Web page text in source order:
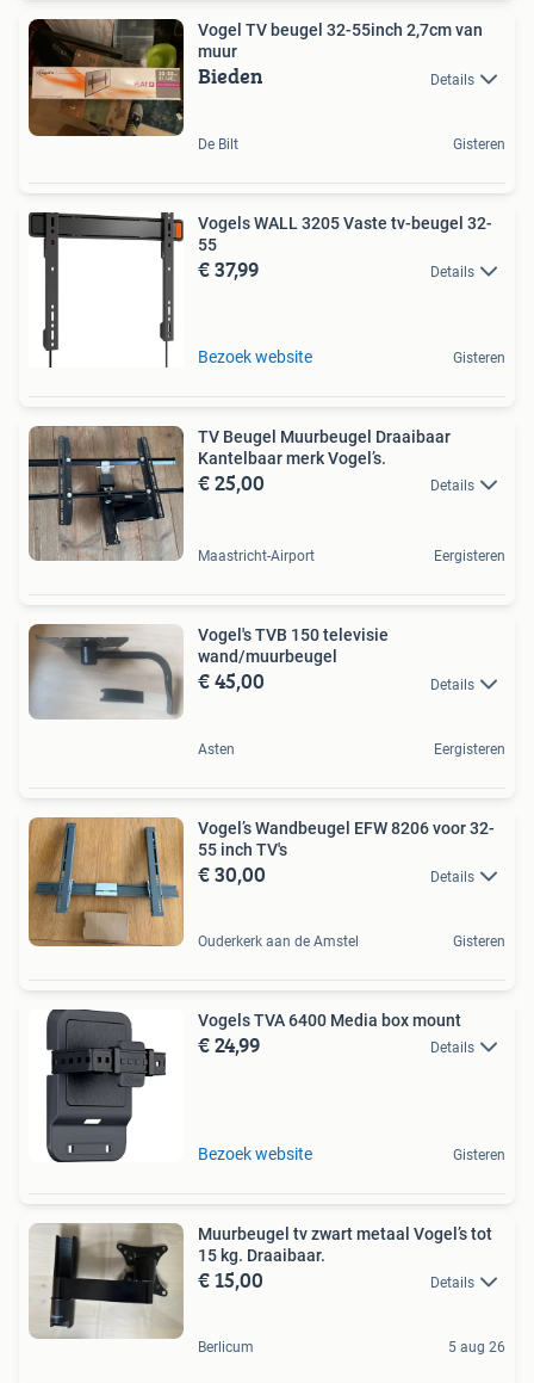
Vogel TV beugel 32-55inch 2,7cm van
muur
Bieden Details
De Bilt Gisteren
Vogels WALL 3205 Vaste tv-beugel 32-
55
€ 37,99 Details
Bezoek website Gisteren
TV Beugel Muurbeugel Draaibaar
Kantelbaar merk Vogel’s.
€ 25,00 Details
Maastricht-Airport Eergisteren
Vogel's TVB 150 televisie
wand/muurbeugel
€ 45,00 Details
Asten Eergisteren
Vogel’s Wandbeugel EFW 8206 voor 32-
55 inch TV's
€ 30,00 Details
Ouderkerk aan de Amstel Gisteren
Vogels TVA 6400 Media box mount
€ 24,99 Details
Bezoek website Gisteren
Muurbeugel tv zwart metaal Vogel’s tot
15 kg. Draaibaar.
€ 15,00 Details
Berlicum 5 aug 26